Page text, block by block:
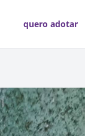
quero adotar